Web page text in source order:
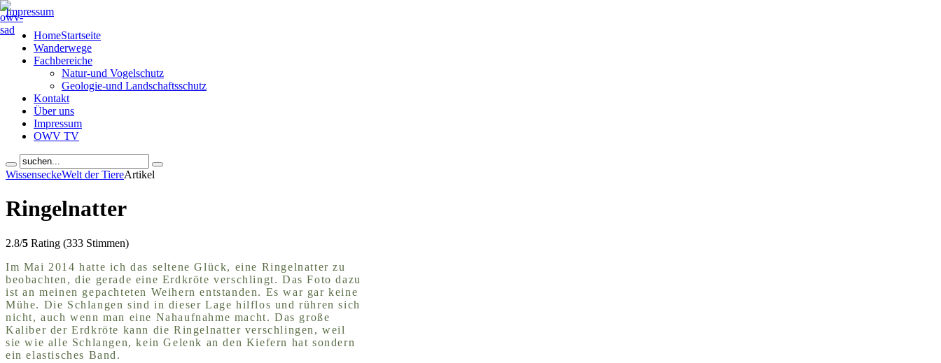
Impressum
HomeStartseite
Wanderwege
Fachbereiche
Natur-und Vogelschutz
Geologie-und Landschaftsschutz
Kontakt
Über uns
Impressum
OWV TV
WissenseckeWelt der TiereArtikel
Ringelnatter
2.8/5 Rating (333 Stimmen)
Im Mai 2014 hatte ich das seltene Glück, eine Ringelnatter zu
beobachten, die gerade eine Erdkröte verschlingt. Das Foto dazu
ist an meinen gepachteten Weihern entstanden. Es war gar keine
Mühe. Die Schlangen sind in dieser Lage hilflos und rühren sich
nicht, auch wenn man eine Nahaufnahme macht. Das große
Kaliber der Erdkröte kann die Ringelnatter verschlingen, weil
sie wie alle Schlangen, kein Gelenk an den Kiefern hat sondern
ein elastisches Band.